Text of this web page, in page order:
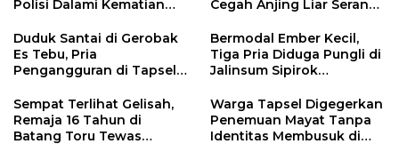
Polisi Dalami Kematian
Tapsel
Cegah Anjing Liar Serang
Duduk Santai di Gerobak
Es Tebu, Pria
Pengangguran di Tapsel
Sabu
Bermodal Ember Kecil,
Tiga Pria Diduga Pungli di
Jalinsum Sipirok
Sempat Terlihat Gelisah,
Remaja 16 Tahun di
Batang Toru Tewas
Warga Tapsel Digegerkan
Penemuan Mayat Tanpa
Identitas Membusuk di